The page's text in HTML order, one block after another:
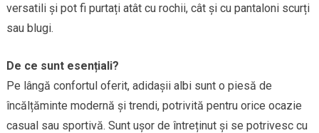
versatili și pot fi purtați atât cu rochii, cât și cu pantaloni scurți
sau blugi.
De ce sunt esențiali?
Pe lângă confortul oferit, adidașii albi sunt o piesă de
încălțăminte modernă și trendi, potrivită pentru orice ocazie
casual sau sportivă. Sunt ușor de întreținut și se potrivesc cu